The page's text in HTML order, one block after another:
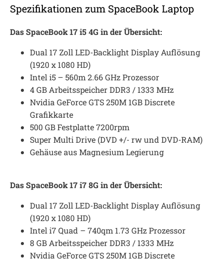
Spezifikationen zum SpaceBook Laptop
Das SpaceBook 17 i5 4G in der Übersicht:
Dual 17 Zoll LED-Backlight Display Auflösung
(1920 x 1080 HD)
Intel i5 – 560m 2.66 GHz Prozessor
4 GB Arbeitsspeicher DDR3 / 1333 MHz
Nvidia GeForce GTS 250M 1GB Discrete
Grafikkarte
500 GB Festplatte 7200rpm
Super Multi Drive (DVD +/- rw und DVD-RAM)
Gehäuse aus Magnesium Legierung
Das SpaceBook 17 i7 8G in der Übersicht:
Dual 17 Zoll LED-Backlight Display Auflösung
(1920 x 1080 HD)
Intel i7 Quad – 740qm 1.73 GHz Prozessor
8 GB Arbeitsspeicher DDR3 / 1333 MHz
Nvidia GeForce GTS 250M 1GB Discrete